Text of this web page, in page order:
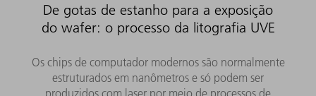
De gotas de estanho para a exposição
do wafer: o processo da litografia UVE
Os chips de computador modernos são normalmente
estruturados em nanômetros e só podem ser
produzidos com laser por meio de processos de